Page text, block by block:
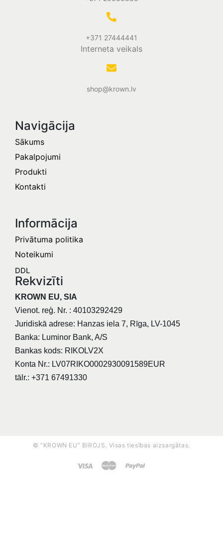
+371 27444441
Interneta veikals
shop@krown.lv
Navigācija
Sākums
Pakalpojumi
Produkti
Kontakti
Informācija​
Privātuma politika
Noteikumi
DDL
Rekvizīti
KROWN EU, SIA
Vienot. reģ. Nr. : 40103292429
Juridiskā adrese: Hanzas iela 7, Rīga, LV-1045
Banka: Luminor Bank, A/S
Bankas kods: RIKOLV2X
Konta Nr.: LV07RIKO0002930091589EUR
tālr.: +371 67491330
© “KROWN EU” BIROJS. Visas tiesības aizsargātas.